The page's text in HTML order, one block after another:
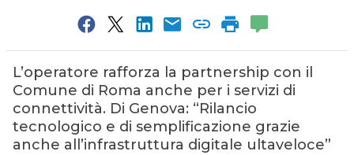
L’operatore rafforza la partnership con il
Comune di Roma anche per i servizi di
connettività. Di Genova: “Rilancio
tecnologico e di semplificazione grazie
anche all’infrastruttura digitale ultaveloce”